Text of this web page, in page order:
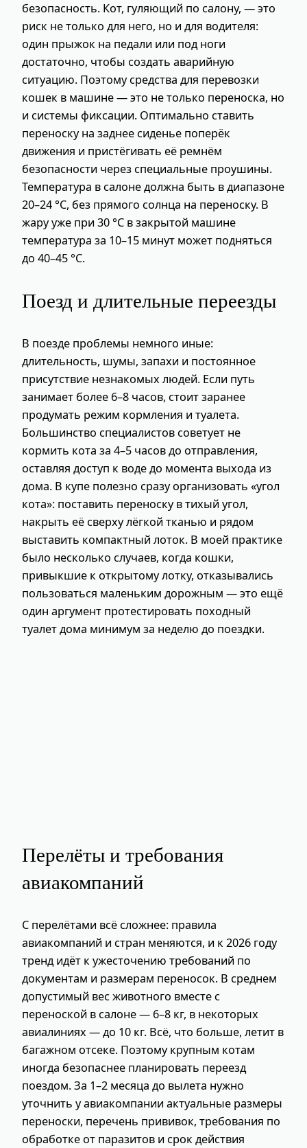
безопасность. Кот, гуляющий по салону, — это
риск не только для него, но и для водителя:
один прыжок на педали или под ноги
достаточно, чтобы создать аварийную
ситуацию. Поэтому средства для перевозки
кошек в машине — это не только переноска, но
и системы фиксации. Оптимально ставить
переноску на заднее сиденье поперёк
движения и пристёгивать её ремнём
безопасности через специальные проушины.
Температура в салоне должна быть в диапазоне
20–24 °C, без прямого солнца на переноску. В
жару уже при 30 °C в закрытой машине
температура за 10–15 минут может подняться
до 40–45 °C.
Поезд и длительные переезды
В поезде проблемы немного иные:
длительность, шумы, запахи и постоянное
присутствие незнакомых людей. Если путь
занимает более 6–8 часов, стоит заранее
продумать режим кормления и туалета.
Большинство специалистов советует не
кормить кота за 4–5 часов до отправления,
оставляя доступ к воде до момента выхода из
дома. В купе полезно сразу организовать «угол
кота»: поставить переноску в тихый угол,
накрыть её сверху лёгкой тканью и рядом
выставить компактный лоток. В моей практике
было несколько случаев, когда кошки,
привыкшие к открытому лотку, отказывались
пользоваться маленьким дорожным — это ещё
один аргумент протестировать походный
туалет дома минимум за неделю до поездки.
Перелёты и требования
авиакомпаний
С перелётами всё сложнее: правила
авиакомпаний и стран меняются, и к 2026 году
тренд идёт к ужесточению требований по
документам и размерам переносок. В среднем
допустимый вес животного вместе с
переноской в салоне — 6–8 кг, в некоторых
авиалиниях — до 10 кг. Всё, что больше, летит в
багажном отсеке. Поэтому крупным котам
иногда безопаснее планировать переезд
поездом. За 1–2 месяца до вылета нужно
уточнить у авиакомпании актуальные размеры
переноски, перечень прививок, требования по
обработке от паразитов и срок действия